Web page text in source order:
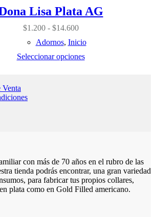
Lisa Plata AG
$1.200 - $14.600Rango
precios:
desde
Adornos, Inicio
Seleccionar opciones
variantes.
Las
opciones
se
pueden
en
Venta
con más de 70 años en el rubro de las
tienda podrás encontrar, una gran variedad
para fabricar tus propios collares,
plata como en Gold Filled americano.